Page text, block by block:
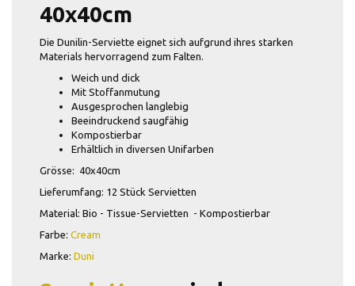
40x40cm
Die Dunilin-Serviette eignet sich aufgrund ihres starken
Materials hervorragend zum Falten.
Weich und dick
Mit Stoffanmutung
Ausgesprochen langlebig
Beeindruckend saugfähig
Kompostierbar
Erhältlich in diversen Unifarben
Grösse: 40x40cm
Lieferumfang: 12 Stück Servietten
Material: Bio - Tissue-Servietten - Kompostierbar
Farbe: Cream
Marke: Duni